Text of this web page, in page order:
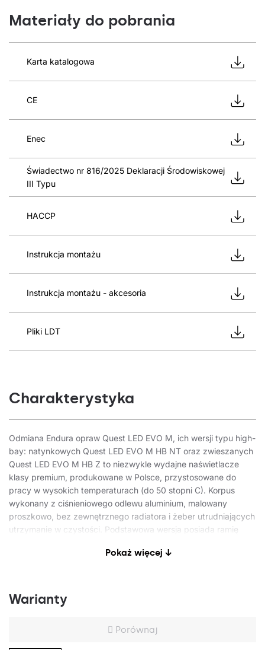
Materiały do pobrania
Karta katalogowa
CE
Enec
Świadectwo nr 816/2025 Deklaracji Środowiskowej
III Typu
HACCP
Instrukcja montażu
Instrukcja montażu - akcesoria
Pliki LDT
Charakterystyka
Odmiana Endura opraw Quest LED EVO M, ich wersji typu high-
bay: natynkowych Quest LED EVO M HB NT oraz zwieszanych
Quest LED EVO M HB Z to niezwykle wydajne naświetlacze
klasy premium, produkowane w Polsce, przystosowane do
pracy w wysokich temperaturach (do 50 stopni C). Korpus
wykonany z ciśnieniowego odlewu aluminium, malowany
proszkowo, bez zewnętrznego radiatora i żeber utrudniających
utrzymanie w czystości. Podstawowa wersja posiada ramię
endura (HB NT) występuje w formie natynkowej i zwieszanej
szczególnie asymetrycznych, zapewniają dużą swobodę w
doborze pod konkretne rozwiązanie. Dzięki najwyższej na
uderzenia (IK10), sprawdzi się w każdych warunkach –
niezależnie od pogody i miejsca montażu. Nowa wersja
Pokaż więcej ↓
Warianty
Porównaj